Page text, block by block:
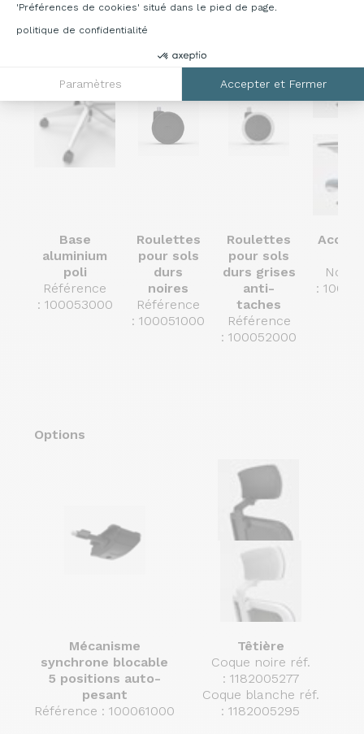
'Préférences de cookies' situé dans le pied de page.
politique de confidentialité
Paramètres Accepter et Fermer
Options
Base
aluminium
poli
Référence
: 100053000
Roulettes
pour sols
durs
noires
Référence
: 100051000
Roulettes
pour sols
durs grises
anti-
taches
Référence
: 100052000
Noirs
:
Options
Mécanisme
synchrone blocable
5 positions auto-
pesant
Référence : 100061000
Têtière
Coque noire réf.
: 1182005277
Coque blanche réf.
: 1182005295